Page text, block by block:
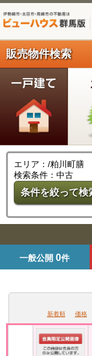
販売物件検索
エリア：/粕川町膳
検索条件：中古
条件を絞って検
一般公開 0件
新着順 価格